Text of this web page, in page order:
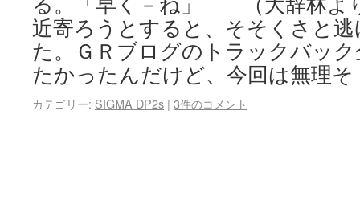
近寄ろうとすると、そそくさと
た。ＧＲブログのトラックバッ
たかったんだけど、今回は無理
カテゴリー: SIGMA DP2s | 3件のコメント